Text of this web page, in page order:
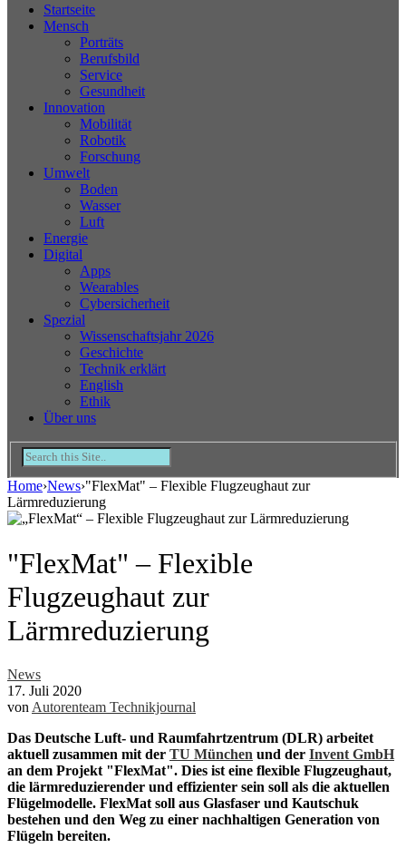
Startseite
Mensch
Porträts
Berufsbild
Service
Gesundheit
Innovation
Mobilität
Robotik
Forschung
Umwelt
Boden
Wasser
Luft
Energie
Digital
Apps
Wearables
Cybersicherheit
Spezial
Wissenschaftsjahr 2026
Geschichte
Technik erklärt
English
Ethik
Über uns
Home›News›"FlexMat" – Flexible Flugzeughaut zur
Lärmreduzierung
"FlexMat" – Flexible
Flugzeughaut zur
Lärmreduzierung
News
17. Juli 2020
von Autorenteam Technikjournal
Das Deutsche Luft- und Raumfahrtzentrum (DLR) arbeitet
aktuell zusammen mit der TU München und der Invent GmbH
an dem Projekt "FlexMat". Dies ist eine flexible Flugzeughaut,
die lärmreduzierender und effizienter sein soll als die aktuellen
Flügelmodelle. FlexMat soll aus Glasfaser und Kautschuk
bestehen und den Weg zu einer nachhaltigen Generation von
Flügeln bereiten.